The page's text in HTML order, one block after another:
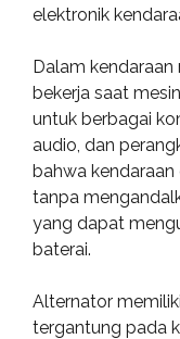
elektronik
Dalam
bekerja saat
untuk berbagai
audio, dan
bahwa
tanpa
yang dapat
baterai.
Alternator
tergantung pada